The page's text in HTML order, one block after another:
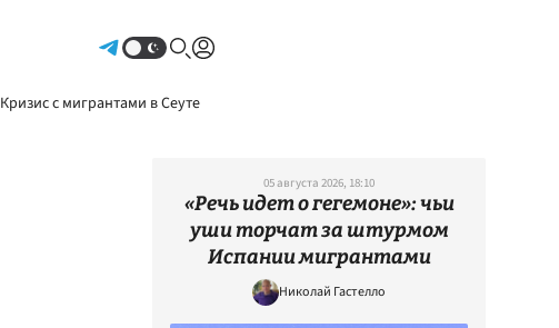
Кризис с мигрантами в Сеуте
05 августа 2026, 18:10
«Речь идет о гегемоне»: чьи
уши торчат за штурмом
Испании мигрантами
Николай Гастелло